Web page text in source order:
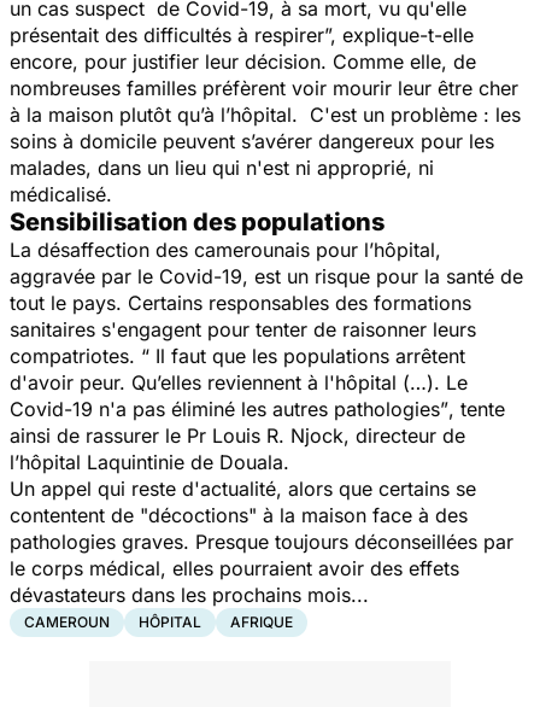
un cas suspect de Covid-19, à sa mort, vu qu'elle
présentait des difficultés à respirer”, explique-t-elle
encore, pour justifier leur décision. Comme elle, de
nombreuses familles préfèrent voir mourir leur être cher
à la maison plutôt qu’à l’hôpital. C'est un problème : les
soins à domicile peuvent s’avérer dangereux pour les
malades, dans un lieu qui n'est ni approprié, ni
médicalisé.
Sensibilisation des populations
La désaffection des camerounais pour l’hôpital,
aggravée par le Covid-19, est un risque pour la santé de
tout le pays. Certains responsables des formations
sanitaires s'engagent pour tenter de raisonner leurs
compatriotes. “ Il faut que les populations arrêtent
d'avoir peur. Qu’elles reviennent à l'hôpital (…). Le
Covid-19 n'a pas éliminé les autres pathologies”, tente
ainsi de rassurer le Pr Louis R. Njock, directeur de
l’hôpital Laquintinie de Douala.
Un appel qui reste d'actualité, alors que certains se
contentent de "décoctions" à la maison face à des
pathologies graves. Presque toujours déconseillées par
le corps médical, elles pourraient avoir des effets
dévastateurs dans les prochains mois...
CAMEROUN HÔPITAL AFRIQUE